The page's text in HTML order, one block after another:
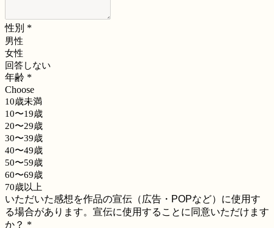
性別 *
男性
女性
回答しない
年齢 *
Choose
10歳未満
10〜19歳
20〜29歳
30〜39歳
40〜49歳
50〜59歳
60〜69歳
70歳以上
いただいた感想を作品の宣伝（広告・POPなど）に使用す
る場合があります。宣伝に使用することに同意いただけます
か？ *